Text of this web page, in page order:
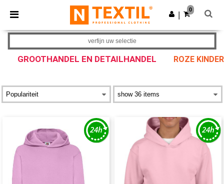
× Ntextil-app
Betere prijzen in de app!
Download app
0
GROOTHANDEL EN DETAILHANDEL ROZE
verfijn uw selectie